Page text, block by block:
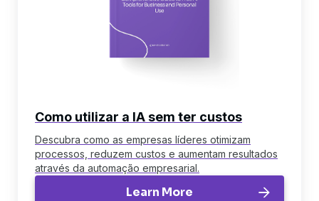
Como utilizar a IA sem ter custos
Descubra como as empresas líderes otimizam
processos, reduzem custos e aumentam resultados
através da automação empresarial.
Learn More